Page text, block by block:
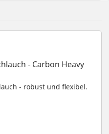
- Carbon Heavy
- robust und flexibel.